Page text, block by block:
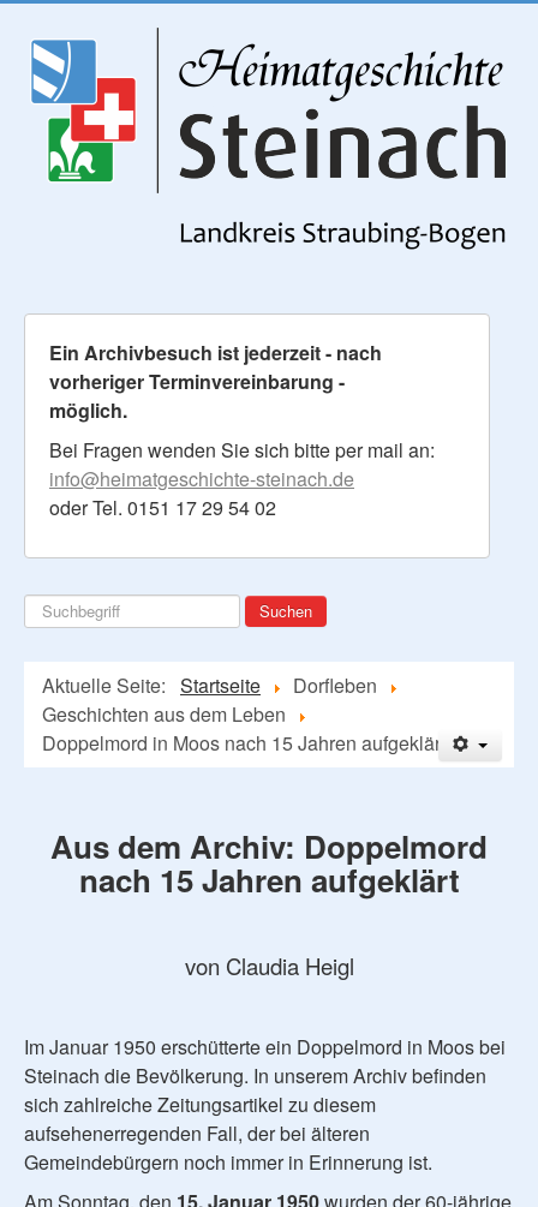
Ein Archivbesuch ist jederzeit - nach
vorheriger Terminvereinbarung -
möglich.
Bei Fragen wenden Sie sich bitte per mail an:
info@heimatgeschichte-steinach.de
oder Tel. 0151 17 29 54 02
Suchen
...
Suchen
Aktuelle Seite: Startseite
Dorfleben
Geschichten aus dem Leben
Doppelmord in Moos nach 15 Jahren aufgeklärt
Aus dem Archiv: Doppelmord
nach 15 Jahren aufgeklärt
von Claudia Heigl
Im Januar 1950 erschütterte ein Doppelmord in Moos bei
Steinach die Bevölkerung. In unserem Archiv befinden
sich zahlreiche Zeitungsartikel zu diesem
aufsehenerregenden Fall, der bei älteren
Gemeindebürgern noch immer in Erinnerung ist.